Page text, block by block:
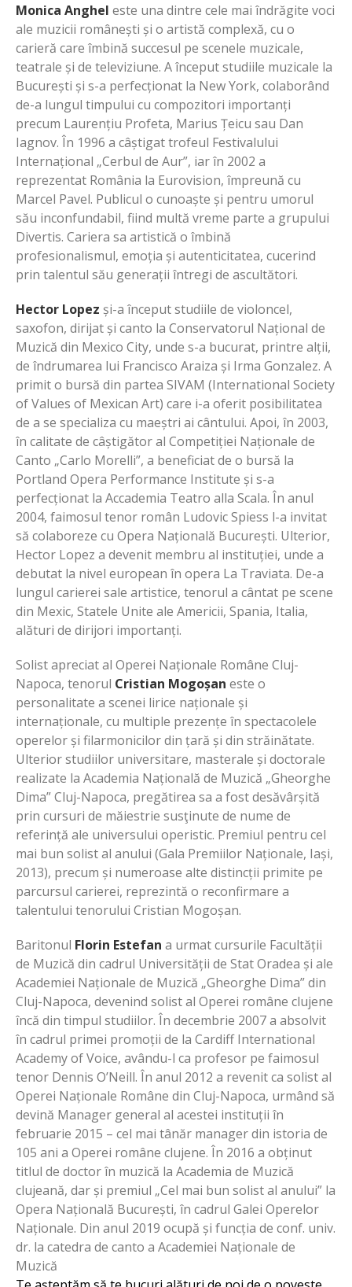
Monica Anghel este una dintre cele mai îndrăgite voci
ale muzicii românești și o artistă complexă, cu o
carieră care îmbină succesul pe scenele muzicale,
teatrale și de televiziune. A început studiile muzicale la
București și s-a perfecționat la New York, colaborând
de-a lungul timpului cu compozitori importanți
precum Laurențiu Profeta, Marius Țeicu sau Dan
Iagnov. În 1996 a câștigat trofeul Festivalului
Internațional „Cerbul de Aur”, iar în 2002 a
reprezentat România la Eurovision, împreună cu
Marcel Pavel. Publicul o cunoaște și pentru umorul
său inconfundabil, fiind multă vreme parte a grupului
Divertis. Cariera sa artistică o îmbină
profesionalismul, emoția și autenticitatea, cucerind
prin talentul său generații întregi de ascultători.
Hector Lopez și-a început studiile de violoncel,
saxofon, dirijat și canto la Conservatorul Național de
Muzică din Mexico City, unde s-a bucurat, printre alții,
de îndrumarea lui Francisco Araiza și Irma Gonzalez. A
primit o bursă din partea SIVAM (International Society
of Values of Mexican Art) care i-a oferit posibilitatea
de a se specializa cu maeștri ai cântului. Apoi, în 2003,
în calitate de câștigător al Competiției Naționale de
Canto „Carlo Morelli”, a beneficiat de o bursă la
Portland Opera Performance Institute și s-a
perfecționat la Accademia Teatro alla Scala. În anul
2004, faimosul tenor român Ludovic Spiess l-a invitat
să colaboreze cu Opera Națională București. Ulterior,
Hector Lopez a devenit membru al instituției, unde a
debutat la nivel european în opera La Traviata. De-a
lungul carierei sale artistice, tenorul a cântat pe scene
din Mexic, Statele Unite ale Americii, Spania, Italia,
alături de dirijori importanți.
Solist apreciat al Operei Naționale Române Cluj-
Napoca, tenorul Cristian Mogoșan este o
personalitate a scenei lirice naționale și
internaționale, cu multiple prezențe în spectacolele
operelor și filarmonicilor din țară și din străinătate.
Ulterior studiilor universitare, masterale și doctorale
realizate la Academia Națională de Muzică „Gheorghe
Dima” Cluj-Napoca, pregătirea sa a fost desăvârșită
prin cursuri de măiestrie susţinute de nume de
referință ale universului operistic. Premiul pentru cel
mai bun solist al anului (Gala Premiilor Naționale, Iași,
2013), precum și numeroase alte distincții primite pe
parcursul carierei, reprezintă o reconfirmare a
talentului tenorului Cristian Mogoșan.
Baritonul Florin Estefan a urmat cursurile Facultății
de Muzică din cadrul Universității de Stat Oradea și ale
Academiei Naționale de Muzică „Gheorghe Dima” din
Cluj-Napoca, devenind solist al Operei române clujene
încă din timpul studiilor. În decembrie 2007 a absolvit
în cadrul primei promoții de la Cardiff International
Academy of Voice, avându-l ca profesor pe faimosul
tenor Dennis O’Neill. În anul 2012 a revenit ca solist al
Operei Naționale Române din Cluj-Napoca, urmând să
devină Manager general al acestei instituții în
februarie 2015 – cel mai tânăr manager din istoria de
105 ani a Operei române clujene. În 2016 a obținut
titlul de doctor în muzică la Academia de Muzică
clujeană, dar și premiul „Cel mai bun solist al anului” la
Opera Națională București, în cadrul Galei Operelor
Naționale. Din anul 2019 ocupă și funcția de conf. univ.
dr. la catedra de canto a Academiei Naționale de
Muzică